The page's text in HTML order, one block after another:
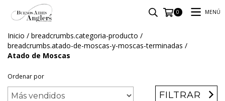
0 MENÚ
Inicio / breadcrumbs.categoria-producto /
breadcrumbs.atado-de-moscas-y-moscas-terminadas /
Atado de Moscas
Ordenar por
FILTRAR